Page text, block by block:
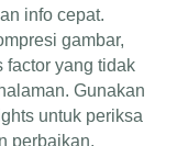
info cepat.
gambar,
factor yang tidak
Gunakan
untuk periksa
perbaikan.